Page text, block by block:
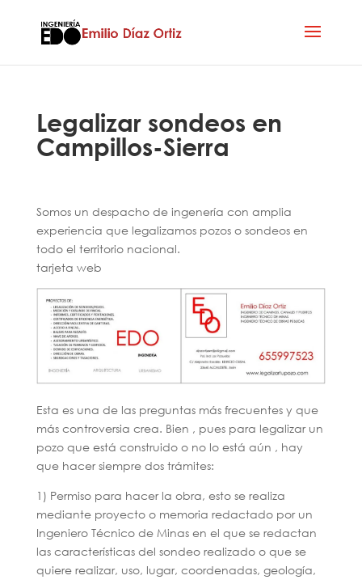
Legalizar sondeos en
Campillos-Sierra
Somos un despacho de ingenería con amplia
experiencia que legalizamos pozos o sondeos en
todo el territorio nacional.
tarjeta web
Esta es una de las preguntas más frecuentes y que
más controversia crea. Bien , pues para legalizar un
pozo que está construido o no lo está aún , hay
que hacer siempre dos trámites:
1) Permiso para hacer la obra, esto se realiza
mediante proyecto o memoria redactado por un
Ingeniero Técnico de Minas en el que se redactan
las características del sondeo realizado o que se
quiere realizar, uso, lugar, coordenadas, geología,